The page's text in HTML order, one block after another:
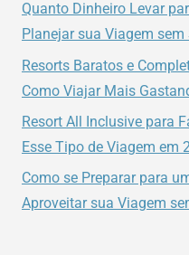
PARA
APRIMORAR
INGLÊS.
Quanto Dinheiro Levar
Planejar sua Viagem sem
Resorts Baratos e
Como Viajar Mais
Resort All Inclusive para
Esse Tipo de Viagem em
Como se Preparar para
Aproveitar sua Viagem